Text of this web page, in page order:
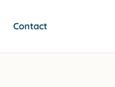
Contact